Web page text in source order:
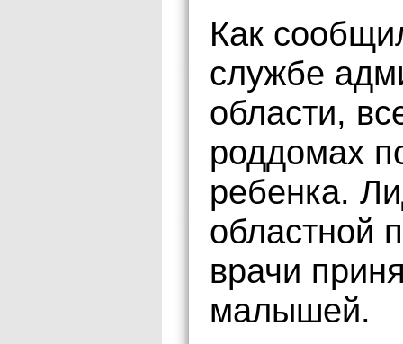
Как
службе
области,
роддомах
ребенка.
областной
врачи
малышей.